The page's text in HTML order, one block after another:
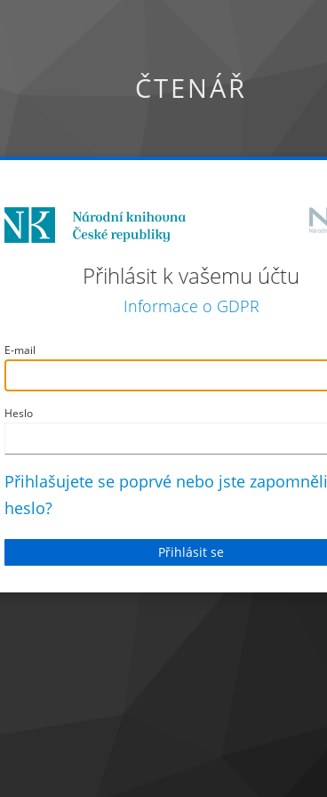
ČTENÁŘ
Přihlásit k vašemu účtu
Informace o GDPR
E-mail
Heslo
Přihlašujete se poprvé nebo jste zapomněli
heslo?